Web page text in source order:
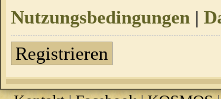
Nutzungsbedingungen |
Registrieren